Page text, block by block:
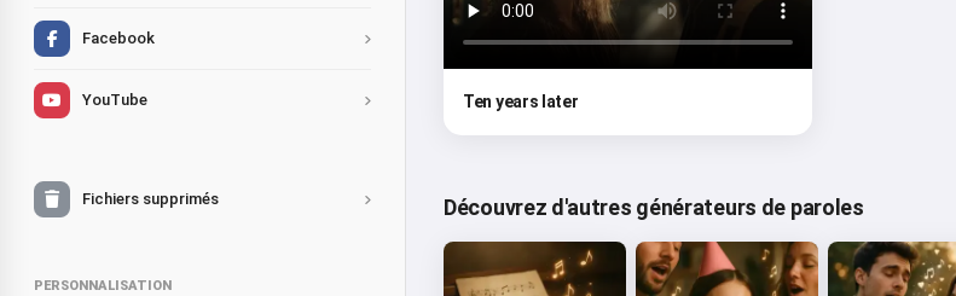
Facebook
YouTube
Fichiers supprimés
PERSONNALISATION
Ten years later
Découvrez d'autres générateurs de paroles